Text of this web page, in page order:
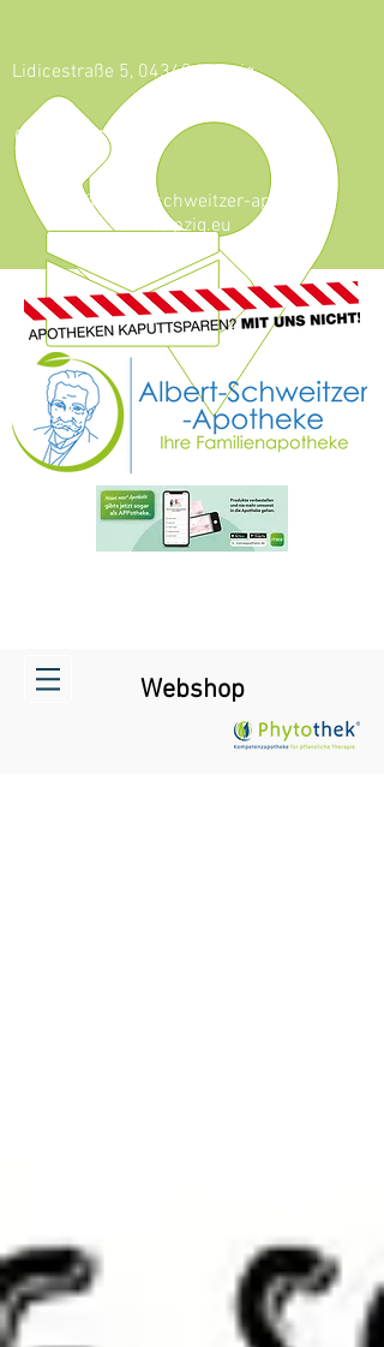
Lidicestraße 5, 04349 Leipzig
0341 - 921 46 59
info@albert-schweitzer-apotheke-
leipzig.eu
Webshop